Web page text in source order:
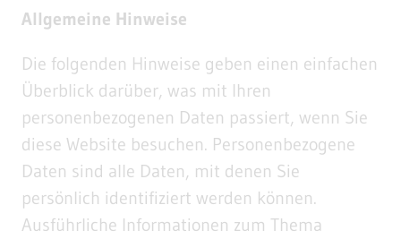
Allgemeine Hinweise
Die folgenden Hinweise geben einen einfachen
Überblick darüber, was mit Ihren
personenbezogenen Daten passiert, wenn Sie
diese Website besuchen. Personenbezogene
Daten sind alle Daten, mit denen Sie
persönlich identifiziert werden können.
Ausführliche Informationen zum Thema